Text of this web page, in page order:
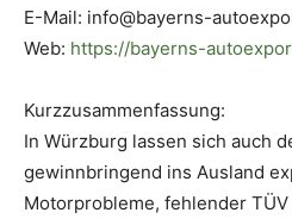
E-Mail: info@bayerns-
Web: https://bayerns-
Kurzzusammenfassung:
In Würzburg lassen sich auch
gewinnbringend ins Ausland
Motorprobleme, fehlender